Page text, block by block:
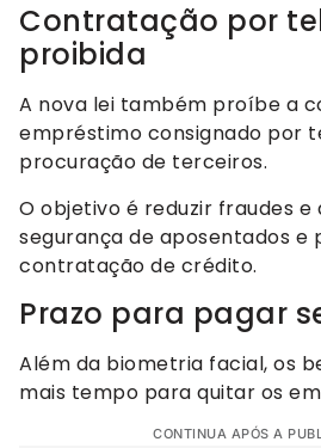
Contratação por
proibida
A nova lei também proíbe a
empréstimo consignado por
procuração de terceiros.
O objetivo é reduzir fraudes e
segurança de aposentados e
contratação de crédito.
Prazo para pagar
Além da biometria facial, os
mais tempo para quitar os
CONTINUA APÓS A